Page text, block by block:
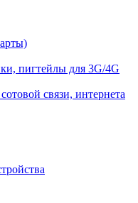
пигтейлы для 3G/4G
связи, интернета